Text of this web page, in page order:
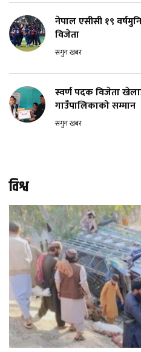
नेपाल एसीसी १९
विजेता
सगुन खबर
स्वर्ण पदक विजेता
गाउँपालिकाको सम्मान
सगुन खबर
विश्व